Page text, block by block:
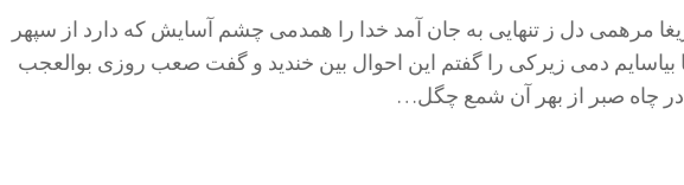
مرهمی دل ز تنهایی به جان آمد خدا را همدمی چشم آسایش که دارد از سپهر
بیاسایم دمی زیرکی را گفتم این احوال بین خندید و گفت صعب روزی بوالعجب
چاه صبر از بهر آن شمع چگل…